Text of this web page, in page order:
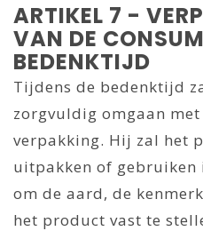
ARTIKEL 7 -
VAN DE
BEDENKTIJD
Tijdens de bedenktijd
zorgvuldig omgaan
verpakking. Hij zal het
uitpakken of gebruiken
om de aard, de
het product vast te